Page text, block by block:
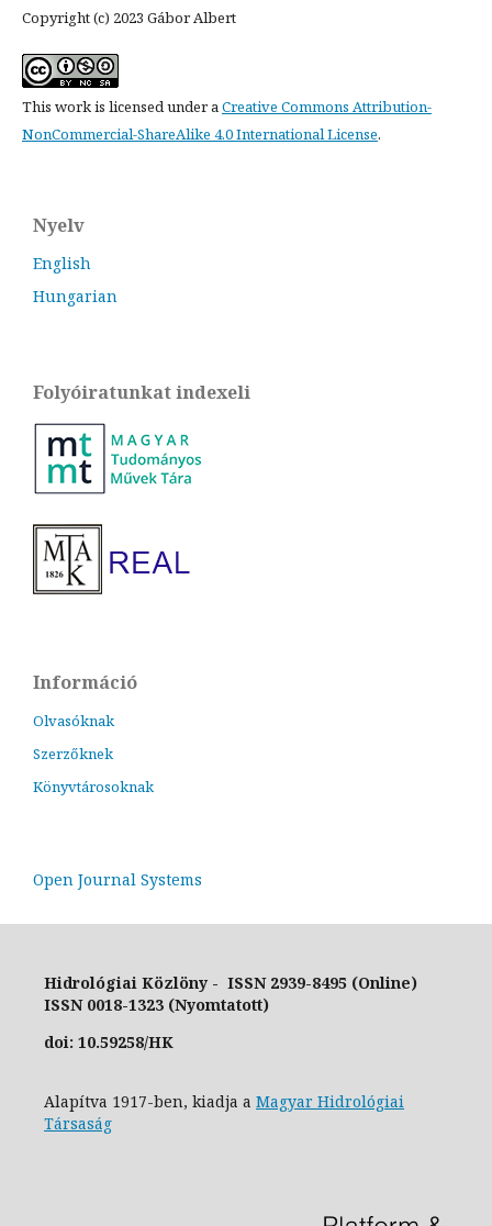
Copyright (c) 2023 Gábor Albert
This work is licensed under aCreative Commons Attribution-
NonCommercial-ShareAlike 4.0 International License.
Nyelv
English
Hungarian
Folyóiratunkat indexeli
Információ
Olvasóknak
Szerzőknek
Könyvtárosoknak
Open Journal Systems
Hidrológiai Közlöny - ISSN 2939-8495 (Online)
ISSN 0018-1323 (Nyomtatott)
doi: 10.59258/HK
Alapítva 1917-ben, kiadja a Magyar Hidrológiai
Társaság